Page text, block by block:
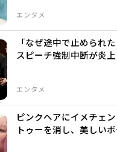
エンタメ
エンタメ
「なぜ途中で止められ
スピーチ強制中断が炎上
ピンクヘアにイメチェ
トゥーを消し、美しい